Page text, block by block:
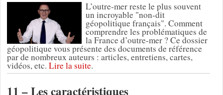
L’outre-mer reste le plus souvent
un incroyable "non-dit
géopolitique français". Comment
comprendre les problématiques de
la France d’outre-mer ? Ce dossier
géopolitique vous présente des documents de référence
par de nombreux auteurs : articles, entretiens, cartes,
vidéos, etc. Lire la suite.
11 – Les caractéristiques